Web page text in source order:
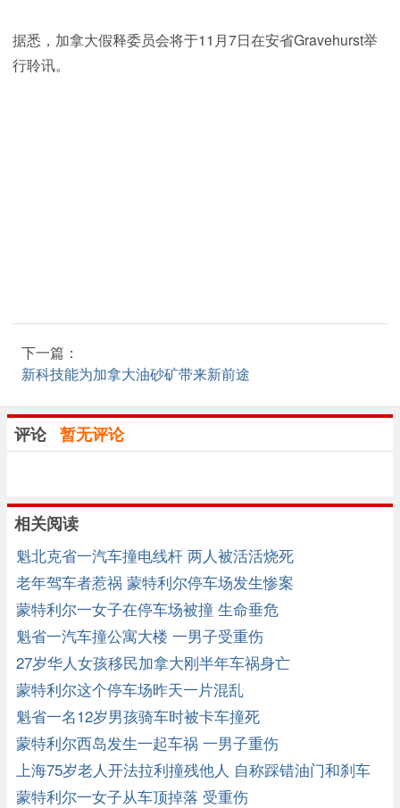
据悉，加拿大假释委员会将于11月7日在安省Gravehurst举
行聆讯。
下一篇：
新科技能为加拿大油砂矿带来新前途
评论 暂无评论
相关阅读
魁北克省一汽车撞电线杆 两人被活活烧死
老年驾车者惹祸 蒙特利尔停车场发生惨案
蒙特利尔一女子在停车场被撞 生命垂危
魁省一汽车撞公寓大楼 一男子受重伤
27岁华人女孩移民加拿大刚半年车祸身亡
蒙特利尔这个停车场昨天一片混乱
魁省一名12岁男孩骑车时被卡车撞死
蒙特利尔西岛发生一起车祸 一男子重伤
上海75岁老人开法拉利撞残他人 自称踩错油门和刹车
蒙特利尔一女子从车顶掉落 受重伤